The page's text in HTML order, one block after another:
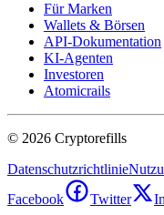
Für Marken
Wallets & Börsen
API-Dokumentation
KI-Agenten
Investoren
Atomicrails
© 2026 Cryptorefills
Datenschutzrichtlinie
Facebook
Twitter